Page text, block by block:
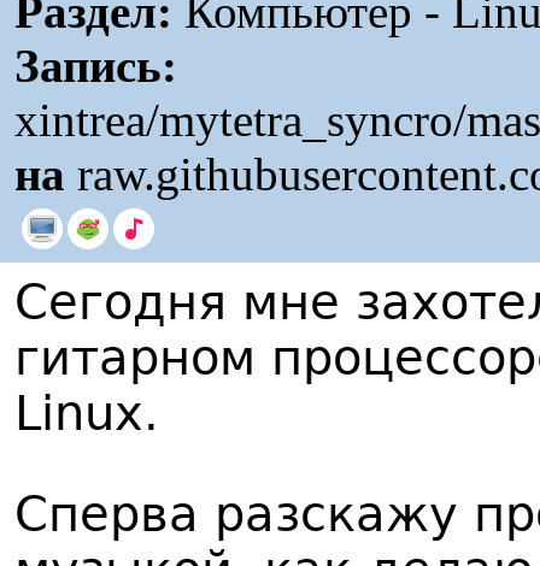
Раздел: Компьютер -
Запись:
xintrea/mytetra_syncro/
на
Сегодня мне
гитарном
Linux.
Сперва разскажу